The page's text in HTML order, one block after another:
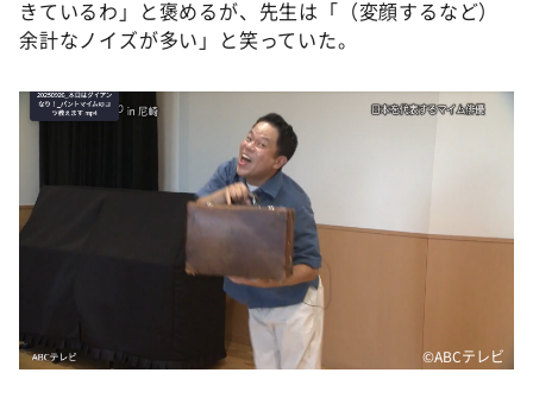
きているわ」と褒めるが、先生は「（変顔するなど）
余計なノイズが多い」と笑っていた。
©️ABCテレビ